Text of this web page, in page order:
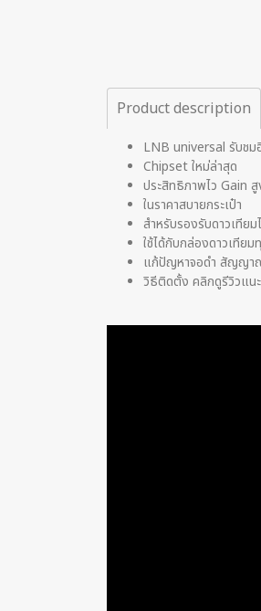
Product description
LNB universal รับชม
Chipset ใหม่ล่าสุด
ประสิทธิภาพไว Gain สู
ในราคาสบายกระเป๋า
สำหรับรองรับดาวเทีย
ใช้ได้กับกล่องดาวเทีย
แก้ปัญหาจอดำ สัญญาณ
วิธีติดตั้ง คลิกดูรีวิวแน